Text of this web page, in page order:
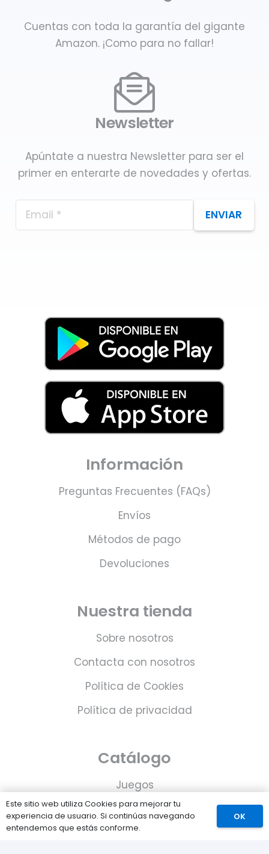
Cuentas con toda la garantía del gigante
Amazon. ¡Como para no fallar!
Newsletter
Apúntate a nuestra Newsletter para ser el
primer en enterarte de novedades y ofertas.
ENVIAR
Información
Preguntas Frecuentes (FAQs)
Envíos
Métodos de pago
Devoluciones
Nuestra tienda
Sobre nosotros
Contacta con nosotros
Política de Cookies
Política de privacidad
Catálogo
Juegos
Consolas
Accesorios para tu PS5
Este sitio web utiliza Cookies para mejorar tu
experiencia de usuario. Si continúas navegando
entendemos que estás conforme.
OK